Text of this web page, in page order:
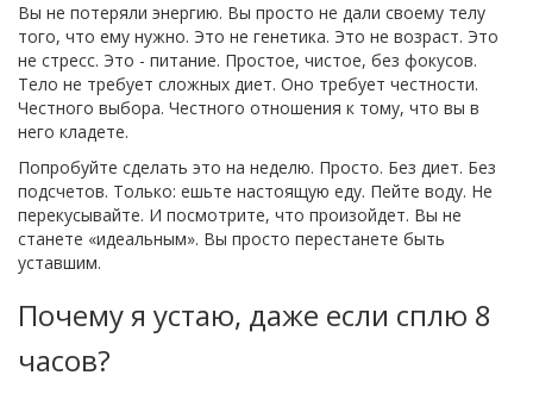
Вы не потеряли энергию. Вы просто не дали своему телу
того, что ему нужно. Это не генетика. Это не возраст. Это
не стресс. Это - питание. Простое, чистое, без фокусов.
Тело не требует сложных диет. Оно требует честности.
Честного выбора. Честного отношения к тому, что вы в
него кладете.
Попробуйте сделать это на неделю. Просто. Без диет. Без
подсчетов. Только: ешьте настоящую еду. Пейте воду. Не
перекусывайте. И посмотрите, что произойдет. Вы не
станете «идеальным». Вы просто перестанете быть
уставшим.
Почему я устаю, даже если сплю 8
часов?